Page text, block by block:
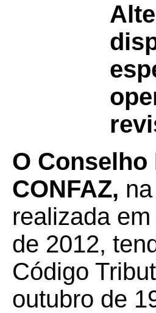
O Conselho
CONFAZ,
realizada
de 2012,
Código
outubro de